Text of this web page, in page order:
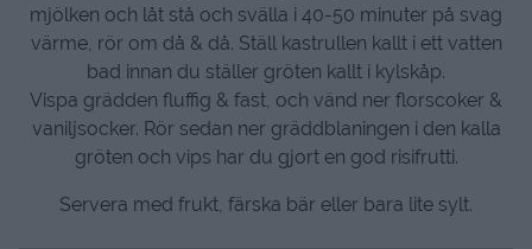
mjölken och låt stå och svälla i 40-50 minuter på svag
värme, rör om då & då. Ställ kastrullen kallt i ett vatten
bad innan du ställer gröten kallt i kylskåp.
Vispa grädden fluffig & fast, och vänd ner florscoker &
vaniljsocker. Rör sedan ner gräddblaningen i den kalla
gröten och vips har du gjort en god risifrutti.
Servera med frukt, färska bär eller bara lite sylt.